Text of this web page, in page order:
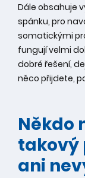
Dále obsahuje
spánku, pro
somatickými
fungují velmi
dobré řešení,
něco přijdete,
Někdo
takový
ani